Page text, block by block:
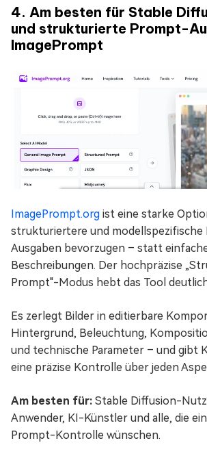
4. Am besten für Stable
und strukturierte Prompt-
ImagePrompt
ImagePrompt.org ist eine starke
strukturiertere und modellspezifische
Ausgaben bevorzugen – statt
Beschreibungen. Der hochpräzise
Prompt"-Modus hebt das Tool
Es zerlegt Bilder in editierbare
Hintergrund, Beleuchtung,
und technische Parameter – und gibt
eine präzise Kontrolle über jeden
Am besten für: Stable Diffusion-
Anwender, KI-Künstler und alle, die
Prompt-Kontrolle wünschen.